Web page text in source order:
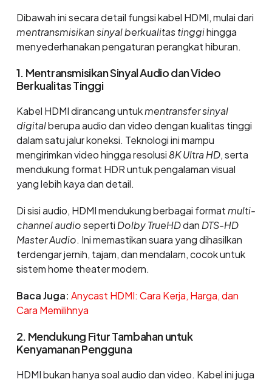
Dibawah ini secara detail fungsi kabel HDMI, mulai dari
mentransmisikan sinyal berkualitas tinggihingga
menyederhanakan pengaturan perangkat hiburan.
1. Mentransmisikan Sinyal Audio dan Video
Berkualitas Tinggi
Kabel HDMI dirancang untukmentransfer sinyal
digitalberupa audio dan video dengan kualitas tinggi
dalam satu jalur koneksi. Teknologi ini mampu
mengirimkan video hingga resolusi 8K Ultra HD, serta
mendukung format HDR untuk pengalaman visual
yang lebih kaya dan detail.
Di sisi audio, HDMI mendukung berbagai formatmulti-
channel audioseperti Dolby TrueHDdan DTS-HD
Master Audio. Ini memastikan suara yang dihasilkan
terdengar jernih, tajam, dan mendalam, cocok untuk
sistem home theater modern.
Baca Juga: Anycast HDMI: Cara Kerja, Harga, dan
Cara Memilihnya
2. Mendukung Fitur Tambahan untuk
Kenyamanan Pengguna
HDMI bukan hanya soal audio dan video. Kabel ini juga